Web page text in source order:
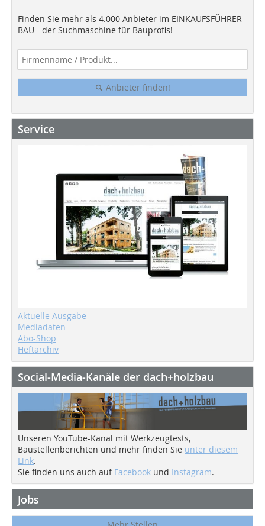
Finden Sie mehr als 4.000 Anbieter im EINKAUFSFÜHRER
BAU - der Suchmaschine für Bauprofis!
Anbieter finden!
Service
Aktuelle Ausgabe
Mediadaten
Abo-Shop
Heftarchiv
Social-Media-Kanäle der dach+holzbau
Unseren YouTube-Kanal mit Werkzeugtests,
Baustellenberichten und mehr finden Sie unter diesem
Link.
Sie finden uns auch auf Facebook und Instagram.
Jobs